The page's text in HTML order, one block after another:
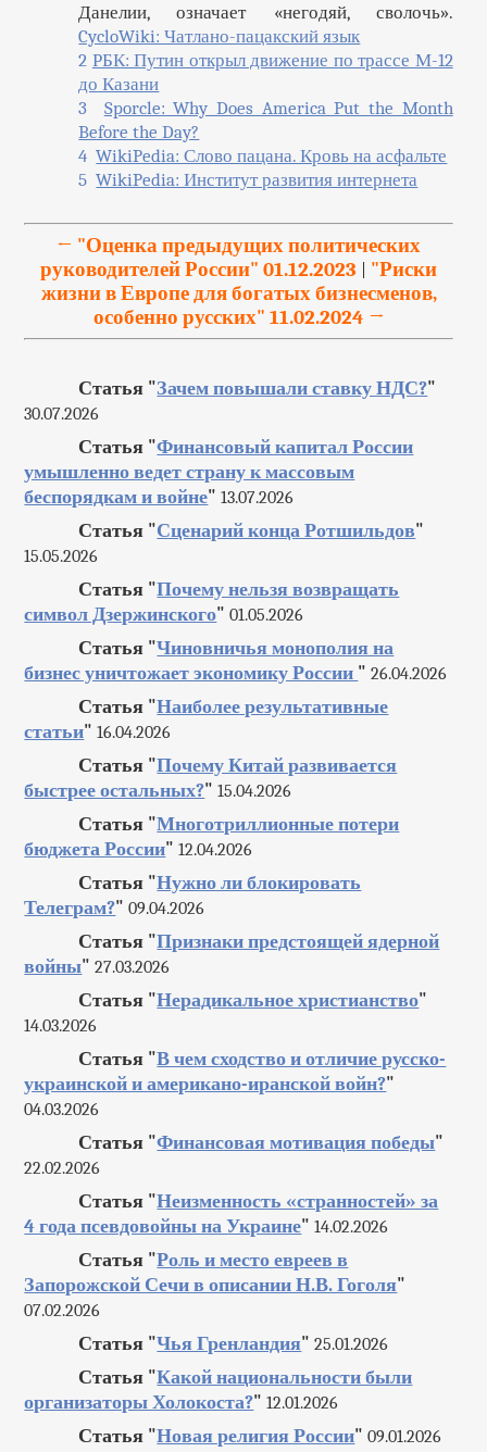
Данелии, означает «негодяй, сволочь».
CycloWiki: Чатлано-пацакский язык
2 РБК: Путин открыл движение по трассе М-12
до Казани
3
Sporcle: Why Does America Put the Month
Before the Day?
4 WikiPedia: Слово пацана. Кровь на асфальте
5 WikiPedia: Институт развития интернета
← "Оценка предыдущих политических
руководителей России" 01.12.2023
"Риски
жизни в Европе для богатых бизнесменов,
особенно русских" 11.02.2024 →
Статья "Зачем повышали ставку НДС?"
30.07.2026
Статья "Финансовый капитал России
умышленно ведет страну к массовым
беспорядкам и войне" 13.07.2026
Статья "Сценарий конца Ротшильдов"
15.05.2026
Статья "Почему нельзя возвращать
символ Дзержинского" 01.05.2026
Статья "Чиновничья монополия на
бизнес уничтожает экономику России " 26.04.2026
Статья "Наиболее результативные
статьи" 16.04.2026
Статья "Почему Китай развивается
быстрее остальных?" 15.04.2026
Статья "Многотриллионные потери
бюджета России" 12.04.2026
Статья "Нужно ли блокировать
Телеграм?" 09.04.2026
Статья "Признаки предстоящей ядерной
войны" 27.03.2026
Статья "Нерадикальное христианство"
14.03.2026
Статья "В чем сходство и отличие русско-
украинской и американо-иранской войн?"
04.03.2026
Статья "Финансовая мотивация победы"
22.02.2026
Статья "Неизменность «странностей» за
4 года псевдовойны на Украине" 14.02.2026
Статья "Роль и место евреев в
Запорожской Сечи в описании Н.В. Гоголя"
07.02.2026
Статья "Чья Гренландия" 25.01.2026
Статья "Какой национальности были
организаторы Холокоста?" 12.01.2026
Статья "Новая религия России" 09.01.2026